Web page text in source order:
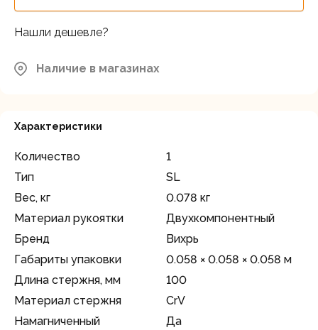
Нашли дешевле?
Наличие в магазинах
район, д.Грибки, ул. Промышленная
Характеристики
Количество
1
Тип
SL
Вес, кг
0.078 кг
Материал рукоятки
Двухкомпонентный
Бренд
Вихрь
Габариты упаковки
0.058 × 0.058 × 0.058 м
Длина стержня, мм
100
Материал стержня
CrV
Намагниченный
Да